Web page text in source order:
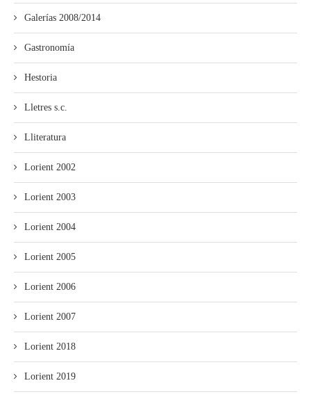
Galerías 2008/2014
Gastronomía
Hestoria
Lletres s.c.
Lliteratura
Lorient 2002
Lorient 2003
Lorient 2004
Lorient 2005
Lorient 2006
Lorient 2007
Lorient 2018
Lorient 2019